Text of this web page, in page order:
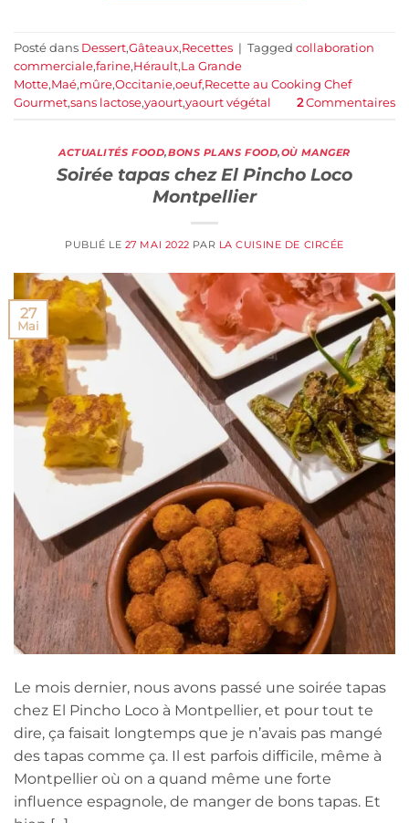
Posté dans Dessert,Gâteaux,Recettes | Tagged collaboration
commerciale,farine,Hérault,La Grande
Motte,Maé,mûre,Occitanie,oeuf,Recette au Cooking Chef
Gourmet,sans lactose,yaourt,yaourt végétal 2Commentaires
ACTUALITÉS FOOD,BONS PLANS FOOD,OÙ MANGER
Soirée tapas chez El Pincho Loco
Montpellier
PUBLIÉ LE 27 MAI 2022 PAR LA CUISINE DE CIRCÉE
27
Mai
Le mois dernier, nous avons passé une soirée tapas
chez El Pincho Loco à Montpellier, et pour tout te
dire, ça faisait longtemps que je n’avais pas mangé
des tapas comme ça. Il est parfois difficile, même à
Montpellier où on a quand même une forte
influence espagnole, de manger de bons tapas. Et